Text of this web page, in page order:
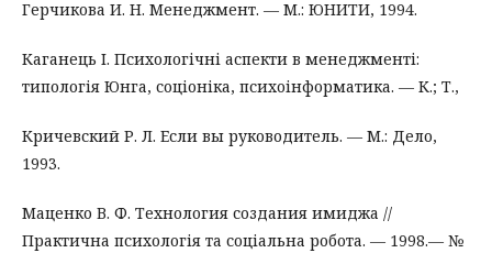
Герчикова И. Н. Менеджмент. — М.: ЮНИТИ, 1994.
Каганець І. Психологічні аспекти в менеджменті:
типологія Юнга, соціоніка, психоінформатика. — К.; Т.,
Кричевский Р. Л. Если вы руководитель. — М.: Дело,
1993.
Маценко В. Ф. Технология создания имиджа //
Практична психологія та соціальна робота. — 1998.— №